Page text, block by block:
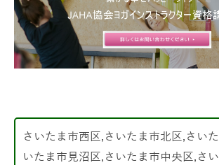
さいたま市西区,さいたま市北区,さい
いたま市見沼区,さいたま市中央区,さ